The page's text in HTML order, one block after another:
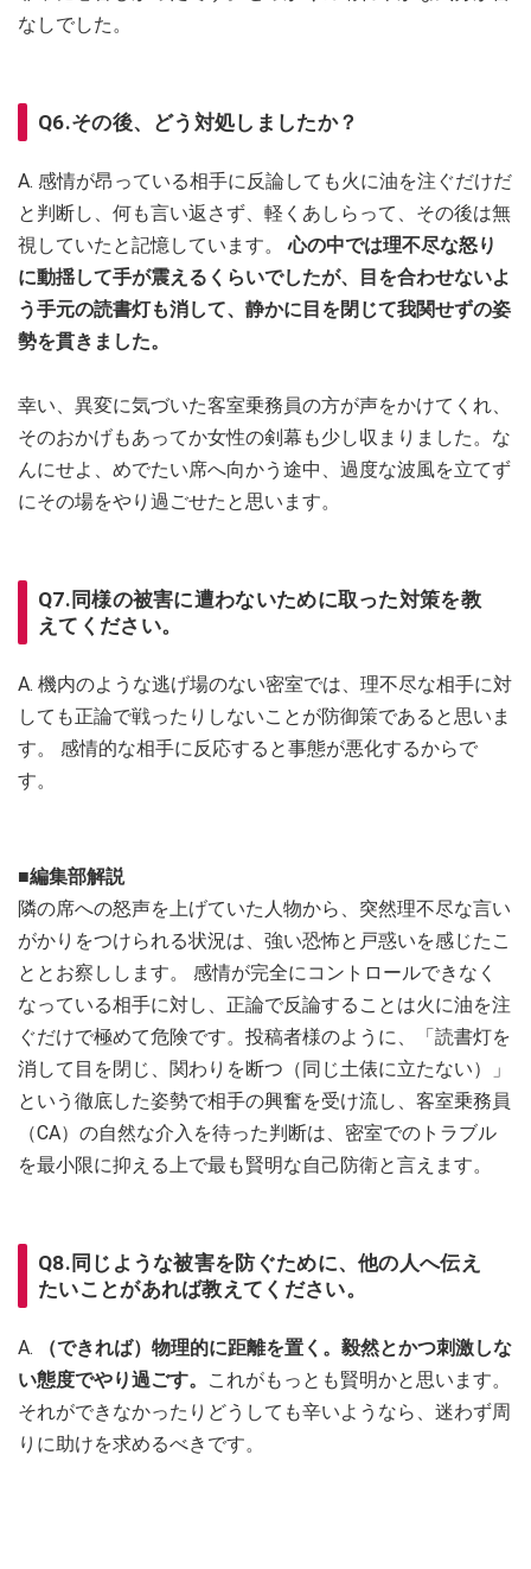
なしでした。
Q6.その後、どう対処しましたか？
A. 感情が昂っている相手に反論しても火に油を注ぐだけだ
と判断し、何も言い返さず、軽くあしらって、その後は無
視していたと記憶しています。心の中では理不尽な怒り
に動揺して手が震えるくらいでしたが、目を合わせないよ
う手元の読書灯も消して、静かに目を閉じて我関せずの姿
勢を貫きました。
幸い、異変に気づいた客室乗務員の方が声をかけてくれ、
そのおかげもあってか女性の剣幕も少し収まりました。な
んにせよ、めでたい席へ向かう途中、過度な波風を立てず
にその場をやり過ごせたと思います。
Q7.同様の被害に遭わないために取った対策を教
えてください。
A. 機内のような逃げ場のない密室では、理不尽な相手に対
しても正論で戦ったりしないことが防御策であると思いま
す。 感情的な相手に反応すると事態が悪化するからで
す。
■編集部解説
隣の席への怒声を上げていた人物から、突然理不尽な言い
がかりをつけられる状況は、強い恐怖と戸惑いを感じたこ
ととお察しします。 感情が完全にコントロールできなく
なっている相手に対し、正論で反論することは火に油を注
ぐだけで極めて危険です。投稿者様のように、「読書灯を
消して目を閉じ、関わりを断つ（同じ土俵に立たない）」
という徹底した姿勢で相手の興奮を受け流し、客室乗務員
（CA）の自然な介入を待った判断は、密室でのトラブル
を最小限に抑える上で最も賢明な自己防衛と言えます。
Q8.同じような被害を防ぐために、他の人へ伝え
たいことがあれば教えてください。
A. （できれば）物理的に距離を置く。毅然とかつ刺激しな
い態度でやり過ごす。
これがもっとも賢明かと思います。
それができなかったりどうしても辛いようなら、迷わず周
りに助けを求めるべきです。